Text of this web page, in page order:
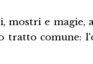
mostri e magie,
tratto comune: